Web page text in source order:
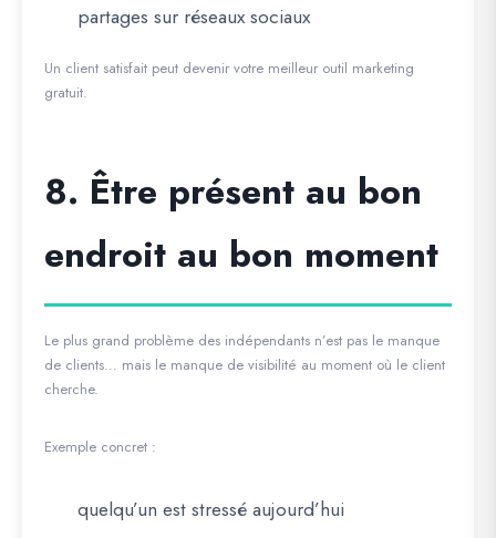
partages sur réseaux sociaux
Un client satisfait peut devenir votre meilleur outil marketing
gratuit.
8. Être présent au bon
endroit au bon moment
Le plus grand problème des indépendants n’est pas le manque
de clients… mais le manque de visibilité au moment où le client
cherche.
Exemple concret :
quelqu’un est stressé aujourd’hui